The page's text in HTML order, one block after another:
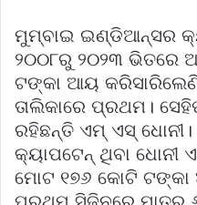
ମୁମ୍ବାଇ ଇଣ୍ଡିଆନ୍ସର
୨୦୦୮ରୁ ୨୦୨୩ ଭିତରେ
ଟଙ୍କା ଆୟ
ତାଲିକାରେ ପ୍ରଥମ।
ରହିଛନ୍ତି ଏମ୍ ଏସ୍
କ୍ୟାପଟେନ୍ ଥିବା
ମୋଟ ୧୭୬ କୋଟି